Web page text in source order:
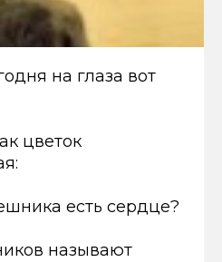
на глаза вот
цветок
есть сердце?
называют